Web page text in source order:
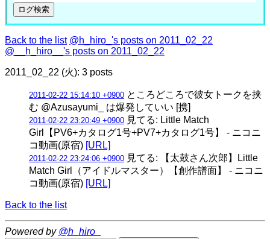
Back to the list @h_hiro_'s posts on 2011_02_22
@__h_hiro__'s posts on 2011_02_22
2011_02_22 (火): 3 posts
2011-02-22 15:14:10 +0900 ところどころで彼女トークを挟
む @Azusayumi_ は爆発していい [携]
2011-02-22 23:20:49 +0900 見てる: Little Match
Girl【PV6+カタログ1号+PV7+カタログ1号】 ‐ ニコニ
コ動画(原宿) [URL]
2011-02-22 23:24:06 +0900 見てる: 【太鼓さん次郎】Little
Match Girl（アイドルマスター）【創作譜面】 ‐ ニコニ
コ動画(原宿) [URL]
Back to the list
Powered by @h_hiro_